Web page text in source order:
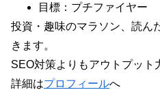
目標：プチファイヤー
投資・趣味のマラソン、読ん
きます。
SEO対策よりもアウトプット
詳細はプロフィールへ